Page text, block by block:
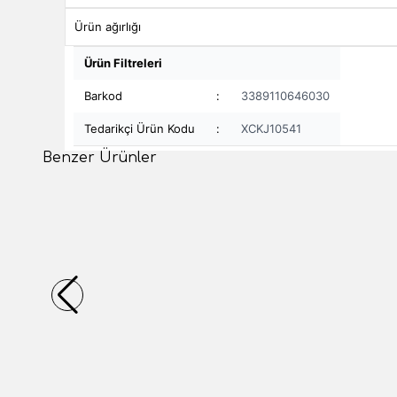
Ürün ağırlığı
Ürün Filtreleri
Barkod : 3389110646030
Tedarikçi Ürün Kodu : XCKJ10541
Benzer Ürünler
Makaralı Pim Limit Switch
25.390,56